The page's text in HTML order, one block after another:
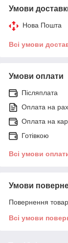
Умови
Нова Пошта
Всі умови
Умови оплати
Післяплата
Оплата на
Оплата на
Готівкою
Всі умови
Умови
Повернення
Всі умови